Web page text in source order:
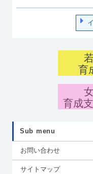
育
育成
Sub menu
お問い合わせ
サイトマップ